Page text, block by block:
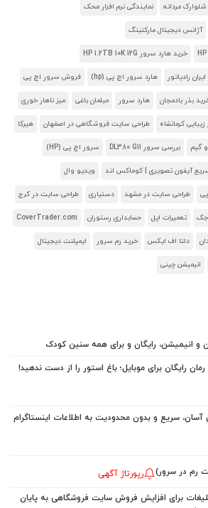
مردانه نمایندگی نرم افزار محک
آژانس دیجیتال مارکتینگ
خرید هارد سرور HP 1.2TB 10K 12G
رادیاتور هارد سرور اچ پی (hp) فروش سرور اچ پی
بذر بادمجان هارد سرور مبلمان باغی میز ناهار خوری
کرمانشاه طراحی سایت فروشگاهی در اصفهان هیرکا
گیم بررسی سرور DL380 G11 سرور اچ پی (HP)
آیفون تصویری | کوماکس لند ویدیو وال
طراحی سایت در مشهد دستیاری طراحی سایت در کرج
جک تعمیرات اپل حسابداری رستوران CoverTrader.com
دلتا اف ایکس خرید رم سرور ایمپلنت دیجیتال
انیمیشن چینی
و انیمیشن، رایگان و برای همه سنین کودک
رایگان برای موبایل؛ باغ استور را از دست ندهید!
رم در سرور) رپورتاژ آگهی
برای افزایش فروش سایت فروشگاهی به پایان